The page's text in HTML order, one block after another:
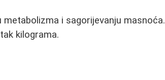
i sagorijevanju masnoća.
kilograma.